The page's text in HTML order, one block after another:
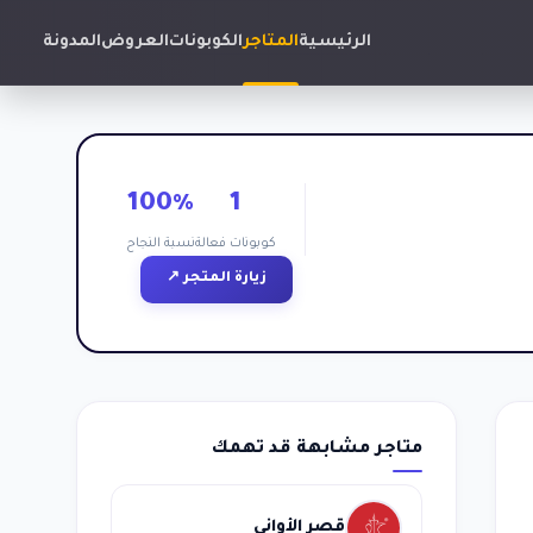
الرئيسيةالمتاجر الكوبوناتالعروضالمدونة
1
كوبونات فعالة
100%
نسبة النجاح
زيارة المتجر ↗
متاجر مشابهة قد تهمك
قصر الأواني